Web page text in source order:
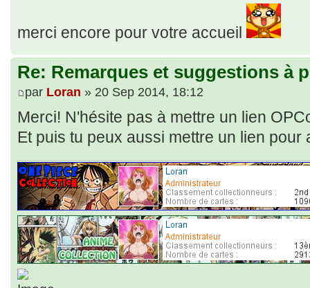
merci encore pour votre accueil
Re: Remarques et suggestions à
par Loran » 20 Sep 2014, 18:12
Merci! N'hésite pas à mettre un lien
Et puis tu peux aussi mettre un lien